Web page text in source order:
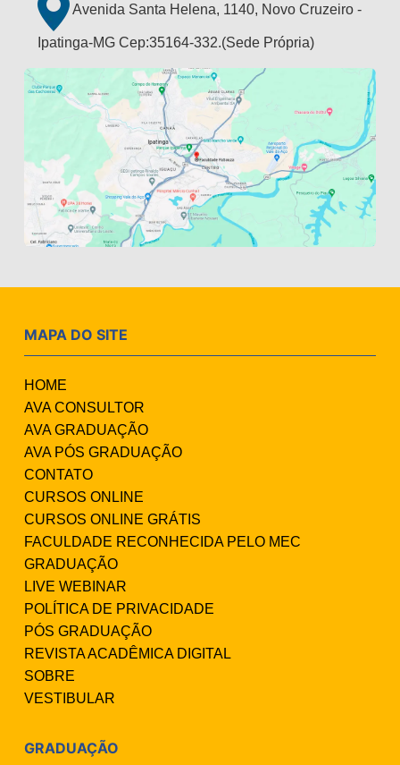
Avenida Santa Helena, 1140, Novo Cruzeiro -
Ipatinga-MG Cep:35164-332.(Sede Própria)
MAPA DO SITE
HOME
AVA CONSULTOR
AVA GRADUAÇÃO
AVA PÓS GRADUAÇÃO
CONTATO
CURSOS ONLINE
CURSOS ONLINE GRÁTIS
FACULDADE RECONHECIDA PELO MEC
GRADUAÇÃO
LIVE WEBINAR
POLÍTICA DE PRIVACIDADE
PÓS GRADUAÇÃO
REVISTA ACADÊMICA DIGITAL
SOBRE
VESTIBULAR
GRADUAÇÃO